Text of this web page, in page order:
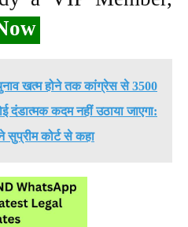
खत्म होने तक कांग्रेस से 3500
कदम नहीं उठाया जाएगा:
सुप्रीम कोर्ट से कहा